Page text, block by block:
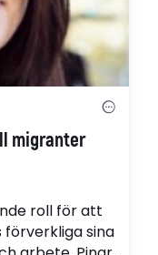
migranter
roll för att
sina